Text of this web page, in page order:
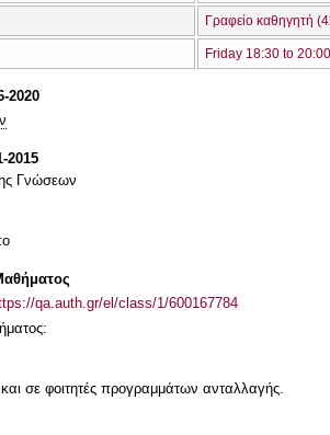
Γραφείο καθηγητή
Friday 18:30 to 20:00
2020
2015
Γνώσεων
qa.auth.gr/el/class/1/600167784
σε φοιτητές προγραμμάτων ανταλλαγής.